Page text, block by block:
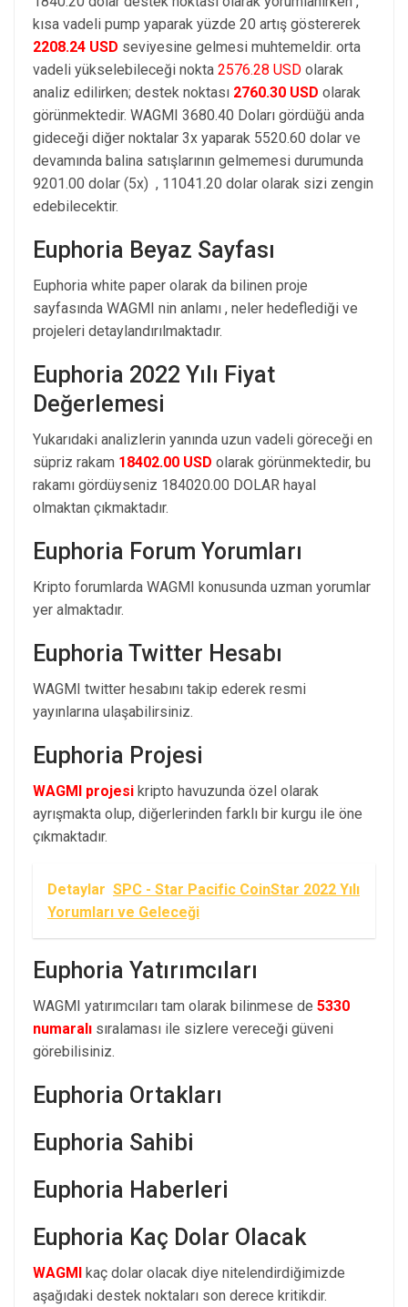
kısa vadeli pump yaparak yüzde 20 artış göstererek
2208.24 USD seviyesine gelmesi muhtemeldir. orta
vadeli yükselebileceği nokta 2576.28 USD olarak
analiz edilirken; destek noktası 2760.30 USD olarak
görünmektedir. WAGMI 3680.40 Doları gördüğü anda
gideceği diğer noktalar 3x yaparak 5520.60 dolar ve
devamında balina satışlarının gelmemesi durumunda
9201.00 dolar (5x) , 11041.20 dolar olarak sizi zengin
edebilecektir.
Euphoria Beyaz Sayfası
Euphoria white paper olarak da bilinen proje
sayfasında WAGMI nin anlamı , neler hedeflediği ve
projeleri detaylandırılmaktadır.
Euphoria 2022 Yılı Fiyat
Değerlemesi
Yukarıdaki analizlerin yanında uzun vadeli göreceği en
süpriz rakam 18402.00 USD olarak görünmektedir, bu
rakamı gördüyseniz 184020.00 DOLAR hayal
olmaktan çıkmaktadır.
Euphoria Forum Yorumları
Kripto forumlarda WAGMI konusunda uzman yorumlar
yer almaktadır.
Euphoria Twitter Hesabı
WAGMI twitter hesabını takip ederek resmi
yayınlarına ulaşabilirsiniz.
Euphoria Projesi
WAGMI projesi kripto havuzunda özel olarak
ayrışmakta olup, diğerlerinden farklı bir kurgu ile öne
çıkmaktadır.
Detaylar SPC - Star Pacific CoinStar 2022 Yılı
Yorumları ve Geleceği
Euphoria Yatırımcıları
WAGMI yatırımcıları tam olarak bilinmese de 5330
numaralı sıralaması ile sizlere vereceği güveni
görebilisiniz.
Euphoria Ortakları
Euphoria Sahibi
Euphoria Haberleri
Euphoria Kaç Dolar Olacak
WAGMI kaç dolar olacak diye nitelendirdiğimizde
aşağıdaki destek noktaları son derece kritikdir.